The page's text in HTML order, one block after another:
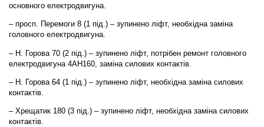
основного електродвигуна.
– просп. Перемоги 8 (1 під.) – зупинено ліфт, необхідна заміна
головного електродвигуна.
– Н. Горова 70 (2 під.) – зупинено ліфт, потрібен ремонт головного
електродвигуна 4АН160, заміна силових контактів.
– Н. Горова 64 (1 під.) – зупинено ліфт, необхідна заміна силових
контактів.
– Хрещатик 180 (3 під.) – зупинено ліфт, необхідна заміна силових
контактів.